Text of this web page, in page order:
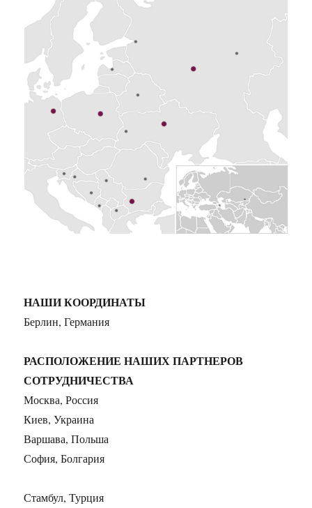
НАШИ КООРДИНАТЫ
Берлин, Германия
РАСПОЛОЖЕНИЕ НАШИХ ПАРТНЕРОВ
СОТРУДНИЧЕСТВА
Москва, Россия
Киев, Украина
Варшава, Польша
София, Болгария
Стамбул, Турция